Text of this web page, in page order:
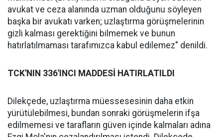
avukat ve ceza alanında uzman olduğunu söyleyen
başka bir avukatı varken; uzlaştırma görüşmelerinin
gizli kalması gerektiğini bilmemek ve bunun
hatırlatılmaması tarafımızca kabul edilemez" denildi.
TCK'NIN 336'INCI MADDESİ HATIRLATILDI
Dilekçede, uzlaştırma müessesesinin daha etkin
yürütülebilmesi, bundan sonraki görüşmelerin ifşa
edilmemesi ve tarafların güven içinde kalmaları adına